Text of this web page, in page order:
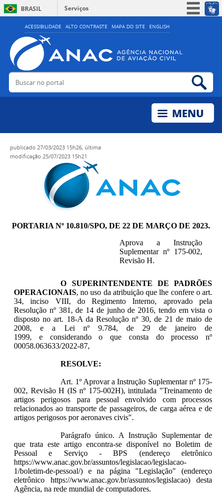
ACESSIBILIDADE ALTO CONTRASTE MAPA DO SITE ENGLISH
BRASIL
Serviços
Simplifique!
Acesso à informação
Legislação
Buscar no portal
publicado 27/03/2023 15h26, última
modificação 25/07/2023 15h21
PORTARIA Nº 10.810/SPO, DE 22 DE MARÇO DE 2023.
Aprova a Instrução
Suplementar nº 175-002,
Revisão H.
O SUPERINTENDENTE DE PADRÕES
OPERACIONAIS, no uso da atribuição que lhe confere o art.
34, inciso VIII, do Regimento Interno, aprovado pela
Resolução nº 381, de 14 de junho de 2016, tendo em vista o
disposto no art. 18-A da Resolução nº 30, de 21 de maio de
2008, e a Lei nº 9.784, de 29 de janeiro de
1999, e considerando o que consta do processo nº
00058.063633/2022-87,
RESOLVE:
Art. 1º Aprovar a Instrução Suplementar nº 175-
002, Revisão H (IS nº 175-002H), intitulada "Treinamento de
artigos perigosos para pessoal envolvido com processos
relacionados ao transporte de passageiros, de carga aérea e de
artigos perigosos por aeronaves civis".
Parágrafo único. A Instrução Suplementar de
que trata este artigo encontra-se disponível no Boletim de
Pessoal e Serviço - BPS (endereço eletrônico
https://www.anac.gov.br/assuntos/legislacao/legislacao-
1/boletim-de-pessoal/) e na página "Legislação" (endereço
eletrônico https://www.anac.gov.br/assuntos/legislacao) desta
Agência, na rede mundial de computadores.